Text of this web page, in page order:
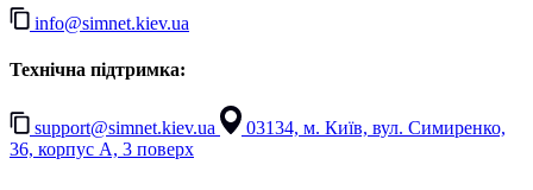
info@simnet.kiev.ua
Технічна підтримка:
support@simnet.kiev.ua
03134, м. Київ, вул. Симиренко,
36, корпус А, 3 поверх